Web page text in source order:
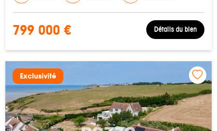
799 000 € Détails du bien
Exclusivité